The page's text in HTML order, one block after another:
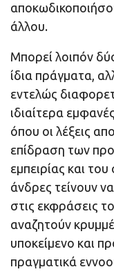
άλλου.
Μπορεί λοιπόν
ίδια πράγματα,
εντελώς
ιδιαίτερα
όπου οι λέξεις
επίδραση των
εμπειρίας και
άνδρες τείνουν
στις εκφράσεις
αναζητούν
υποκείμενο και
πραγματικά